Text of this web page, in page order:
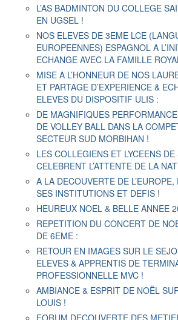
L’AS BADMINTON DU COLLEGE
EN UGSEL !
NOS ELEVES DE 3EME LCE
EUROPEENNES) ESPAGNOL A
ECHANGE AVEC LA FAMILLE
MISE A L’HONNEUR DE NOS
ET PARTAGE D’EXPERIENCE &
ELEVES DU DISPOSITIF ULIS :
DE MAGNIFIQUES
DE VOLLEY BALL DANS LA
SECTEUR SUD MORBIHAN !
LES COLLEGIENS ET LYCEENS
CELEBRENT L’ATTENTE DE LA
A LA DECOUVERTE DE
SES INSTITUTIONS ET DEFIS !
HEUREUX NOEL & BELLE ANNEE
REPETITION DU CONCERT DE
DE 6EME :
RETOUR EN IMAGES SUR LE
ELEVES & APPRENTIS DE
PROFESSIONNELLE MVC !
AMBIANCE & ESPRIT DE NOËL
LOUIS !